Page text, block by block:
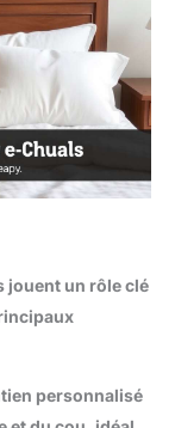
jouent un rôle clé
personnalisé